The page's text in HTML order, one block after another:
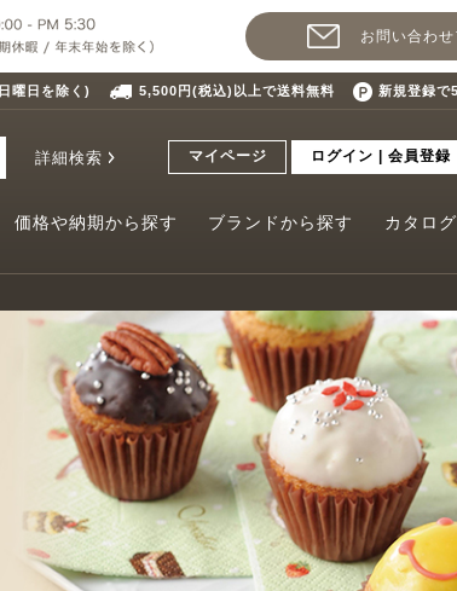
お問い合わ
曜日を除く) 5,500円(税込)以上で送料無料 新規登録で
詳細検索 マイページ ログイン | 会員登録
価格や納期から探す ブランドから探す カタロ